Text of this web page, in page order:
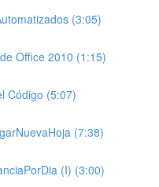
(3:05)
Office 2010 (1:15)
Código (5:07)
(7:38)
(I) (3:00)